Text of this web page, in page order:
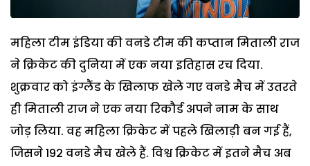
महिला टीम इंडिया की वनडे टीम की कप्तान मिताली राज
ने क्रिकेट की दुनिया में एक नया इतिहास रच दिया.
शुक्रवार को इंग्लैंड के खिलाफ खेले गए वनडे मैच में उतरते
ही मिताली राज ने एक नया रिकौर्ड अपने नाम के साथ
जोड़ लिया. वह महिला क्रिकेट में पहले खिलाड़ी बन गई हैं,
जिसने 192 वनडे मैच खेले हैं. विश्व क्रिकेट में इतने मैच अब